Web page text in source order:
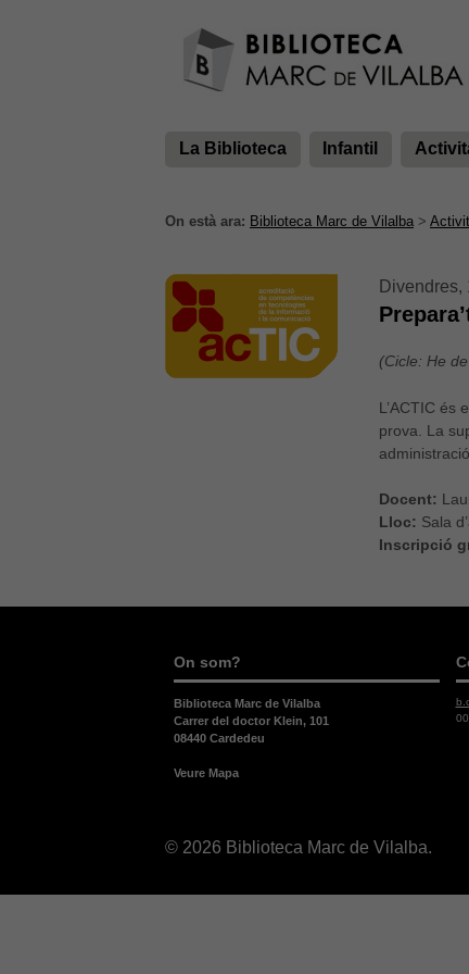
La Biblioteca Infantil
On està ara: Biblioteca Marc de Vilalba >
(Cicle: He
L’ACTIC és
prova. La
administració.
Docent:
Lloc: Sala
Inscripció
On som?
Biblioteca Marc de Vilalba
Carrer del doctor Klein, 101
08440 Cardedeu
Veure Mapa
© 2026 Biblioteca Marc de Vilalba.